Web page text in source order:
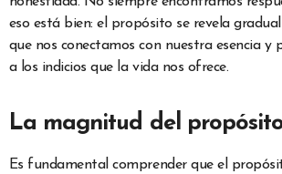
eso está bien: el propósito se revela
que nos conectamos con nuestra esencia y
a los indicios que la vida nos ofrece.
La magnitud del
Es fundamental comprender que el